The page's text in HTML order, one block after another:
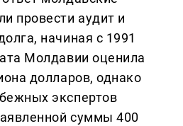
провести аудит и
начиная с 1991
Молдавии оценила
долларов, однако
экспертов
суммы 400